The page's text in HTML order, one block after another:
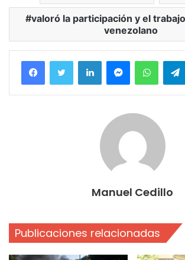
valoró la participación y el
venezolano
FacebookTwitter LinkedInMessenger
Manuel Cedillo
Publicaciones relacionadas